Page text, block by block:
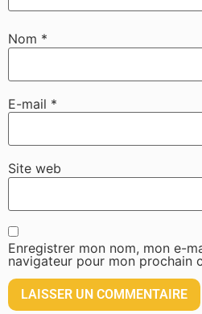
Nom *
E-mail *
Site web
Enregistrer mon nom, mon e-
navigateur pour mon prochain